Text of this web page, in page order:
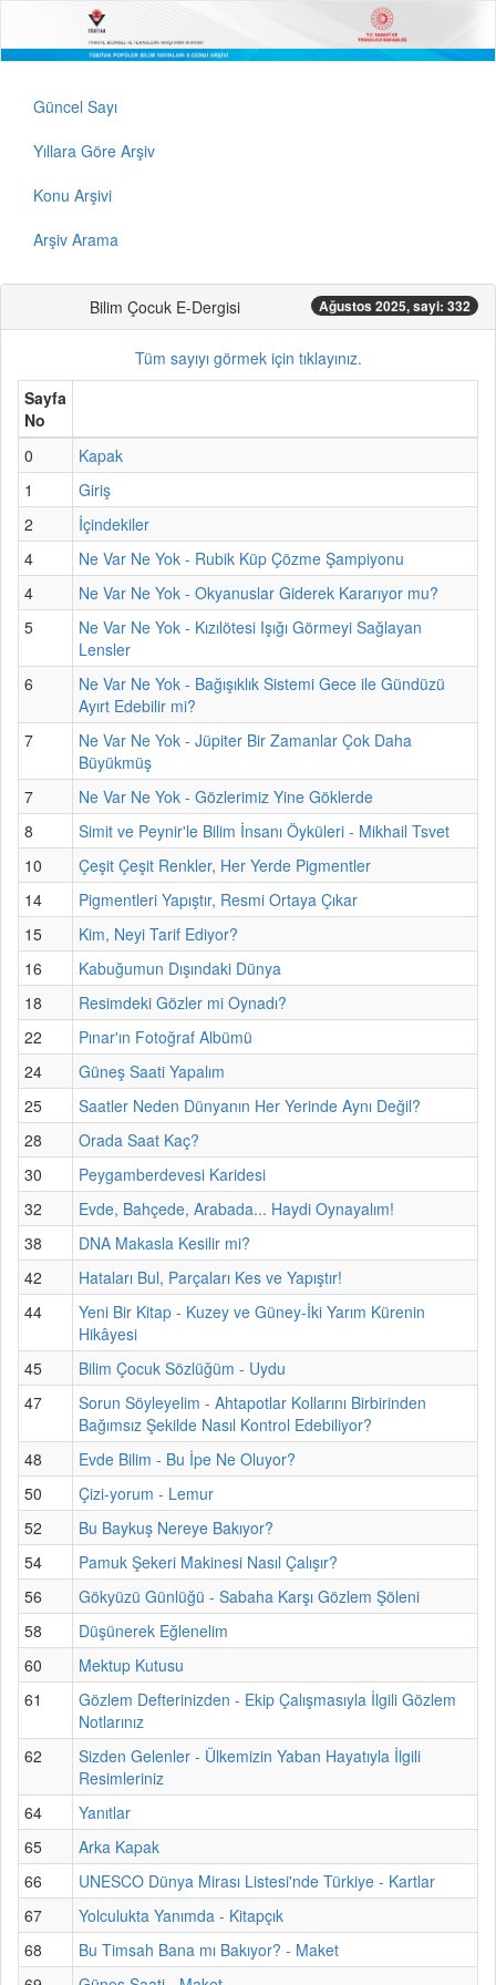
Güncel Sayı
Yıllara Göre Arşiv
Konu Arşivi
Arşiv Arama
Bilim Çocuk E-Dergisi Ağustos 2025, sayi: 332
Tüm sayıyı görmek için tıklayınız.
Sayfa
No
0
Kapak
1
Giriş
2
İçindekiler
4
Ne Var Ne Yok - Rubik Küp Çözme Şampiyonu
4
Ne Var Ne Yok - Okyanuslar Giderek Kararıyor mu?
5
Ne Var Ne Yok - Kızılötesi Işığı Görmeyi Sağlayan
Lensler
6
Ne Var Ne Yok - Bağışıklık Sistemi Gece ile Gündüzü
Ayırt Edebilir mi?
7
Ne Var Ne Yok - Jüpiter Bir Zamanlar Çok Daha
Büyükmüş
7
Ne Var Ne Yok - Gözlerimiz Yine Göklerde
8
Simit ve Peynir'le Bilim İnsanı Öyküleri - Mikhail Tsvet
10
Çeşit Çeşit Renkler, Her Yerde Pigmentler
14
Pigmentleri Yapıştır, Resmi Ortaya Çıkar
15
Kim, Neyi Tarif Ediyor?
16
Kabuğumun Dışındaki Dünya
18
Resimdeki Gözler mi Oynadı?
22
Pınar'ın Fotoğraf Albümü
24
Güneş Saati Yapalım
25
Saatler Neden Dünyanın Her Yerinde Aynı Değil?
28
Orada Saat Kaç?
30
Peygamberdevesi Karidesi
32
Evde, Bahçede, Arabada... Haydi Oynayalım!
38
DNA Makasla Kesilir mi?
42
Hataları Bul, Parçaları Kes ve Yapıştır!
44
Yeni Bir Kitap - Kuzey ve Güney-İki Yarım Kürenin
Hikâyesi
45
Bilim Çocuk Sözlüğüm - Uydu
47
Sorun Söyleyelim - Ahtapotlar Kollarını Birbirinden
Bağımsız Şekilde Nasıl Kontrol Edebiliyor?
48
Evde Bilim - Bu İpe Ne Oluyor?
50
Çizi-yorum - Lemur
52
Bu Baykuş Nereye Bakıyor?
54
Pamuk Şekeri Makinesi Nasıl Çalışır?
56
Gökyüzü Günlüğü - Sabaha Karşı Gözlem Şöleni
58
Düşünerek Eğlenelim
60
Mektup Kutusu
61
Gözlem Defterinizden - Ekip Çalışmasıyla İlgili Gözlem
Notlarınız
62
Sizden Gelenler - Ülkemizin Yaban Hayatıyla İlgili
Resimleriniz
64
Yanıtlar
65
Arka Kapak
66
UNESCO Dünya Mirası Listesi'nde Türkiye - Kartlar
67
Yolculukta Yanımda - Kitapçık
68
Bu Timsah Bana mı Bakıyor? - Maket